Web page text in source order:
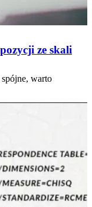
ze skali
warto